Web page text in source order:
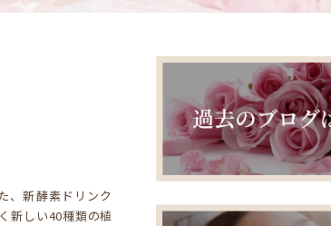
、新酵素ドリンク
新しい40種類の植